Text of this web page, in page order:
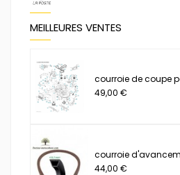
MEILLEURES VENTES
courroie de coupe
49,00 €
courroie
44,00 €